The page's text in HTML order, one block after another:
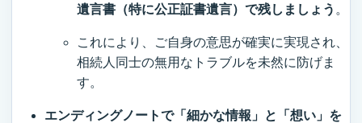
遺言書（特に公正証書遺言）で残しましょう 。
これにより、ご自身の意思が確実に実現され、
相続人同士の無用なトラブルを未然に防げま
す。
エンディングノートで「細かな情報」と「想い」を